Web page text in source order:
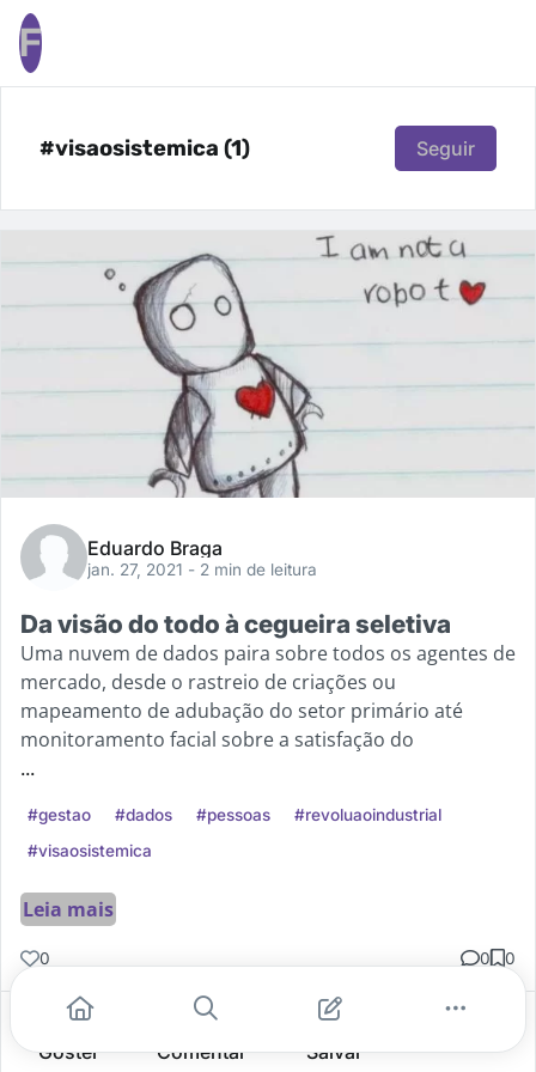
F
#visaosistemica (1) Seguir
Eduardo Braga
jan. 27, 2021 - 2 min de leitura
Da visão do todo à cegueira seletiva
Uma nuvem de dados paira sobre todos os agentes de
mercado, desde o rastreio de criações ou
mapeamento de adubação do setor primário até
monitoramento facial sobre a satisfação do
...
#gestao #dados #pessoas
#revoluaoindustrial
#visaosistemica
Leia mais
0 0 0
Gostei Comentar Salvar